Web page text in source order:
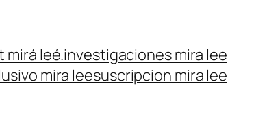
mirá leé.investigaciones mira lee
mira leesuscripcion mira lee